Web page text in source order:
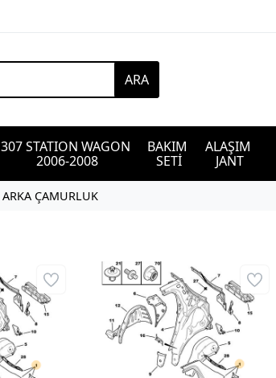
ARA
307 STATION WAGON
2006-2008
BAKIM
SETİ
ALAŞIM
JANT
ARKA ÇAMURLUK